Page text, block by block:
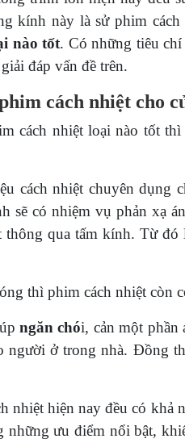
kính này là sử phim
nào tốt. Có những tiêu
đáp vấn đề trên.
cách nhiệt cho
cách nhiệt loại nào tốt
cách nhiệt chuyên dụng
sẽ có nhiệm vụ phản xạ
qua tấm kính. Từ
thì phim cách nhiệt còn
ngăn chói, cản một phần
người ở trong nhà. Đồng
nhiệt hiện nay đều có khả
ưu điểm nổi bật,